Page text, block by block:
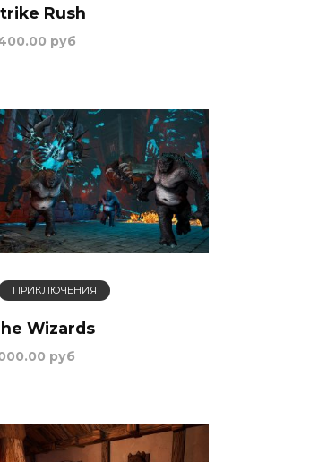
Rush
руб
ПРИКЛЮЧЕНИЯ
Wizards
руб